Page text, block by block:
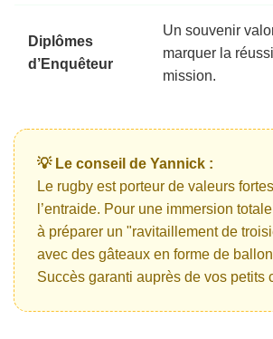
Diplômes
d’Enquêteur
Un souvenir
marquer la
mission.
💡 Le conseil de Yannick :
Le rugby est porteur de valeurs
l’entraide. Pour une immersion
à préparer un "ravitaillement de
avec des gâteaux en forme de
Succès garanti auprès de vos petits